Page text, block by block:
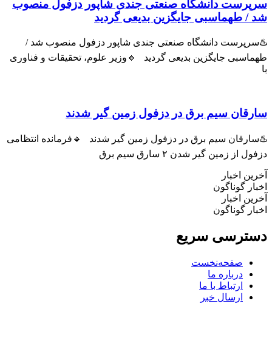
سرپرست دانشگاه صنعتی جندی شاپور دزفول منصوب
شد / طهماسبی جایگزین بدیعی گردید
♨️سرپرست دانشگاه صنعتی جندی شاپور دزفول منصوب شد /
طهماسبی جایگزین بدیعی گردید 🔸وزیر علوم، تحقیقات و فناوری
با
سارقان سیم برق در دزفول زمین گیر شدند
♨️سارقان سیم برق در دزفول زمین گیر شدند 🔹فرمانده انتظامی
دزفول از زمین گیر شدن ۲ سارق سیم برق
آخرین اخبار
اخبار گوناگون
آخرین اخبار
اخبار گوناگون
دسترسی سریع
صفحه‌نخست
درباره ما
ارتباط با ما
ارسال خبر